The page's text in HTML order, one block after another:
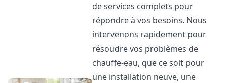
de services complets pour
répondre à vos besoins. Nous
intervenons rapidement pour
résoudre vos problèmes de
chauffe-eau, que ce soit pour
une installation neuve, une